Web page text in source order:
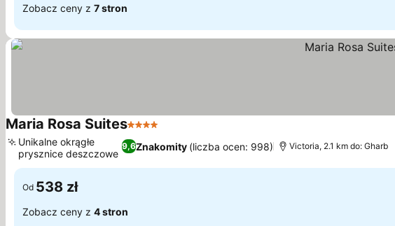
Zobacz ceny z 7 stron
Maria Rosa Suites4 Kategoria
9,6Znakomity (liczba ocen: 998)
Unikalne okrągłe
prysznice deszczowe
Victoria, 2.1 km do: Gharb
Od 538 zł
Zobacz ceny z 4 stron